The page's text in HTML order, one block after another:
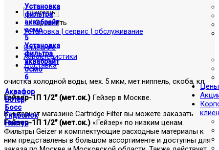
Установка
фильтра
аквабрайт
осмо
5
Установка
фильтра
аквабрайт
осмо
6
Аквафор
Вотер
Босс
Гидролок
Нептун
Цены
отложить
Сравнить
Установка | сервис | обслуживание
Описание
Характеристики
Доставка
очистка холодной воды, мех. 5 мкм, мет.ниппель, скоба, кл
Гейзер-1П 1/2" (мет.ск.) Гейзер в Москве.
В интернет магазине Cartridge Filter вы можете заказать
Гейзер-1П 1/2" (мет.ск.) «Гейзер» по низким ценам.
Фильтры Geizer и комплектующие расходные материалы к
ним представлены в большом ассортименте и доступны для